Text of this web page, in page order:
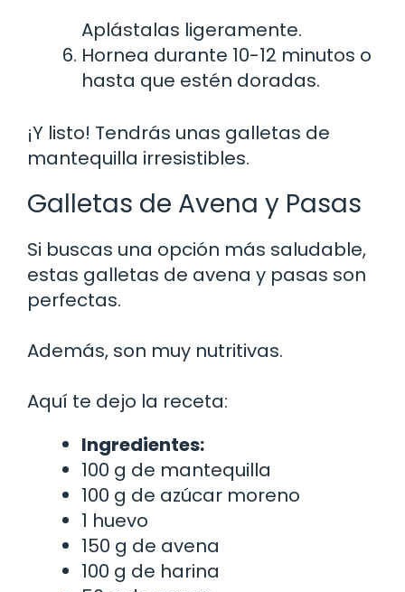
Aplástalas ligeramente.
Hornea durante 10-12 minutos o
hasta que estén doradas.
¡Y listo! Tendrás unas galletas de
mantequilla irresistibles.
Galletas de Avena y Pasas
Si buscas una opción más saludable,
estas galletas de avena y pasas son
perfectas.
Además, son muy nutritivas.
Aquí te dejo la receta:
Ingredientes:
100 g de mantequilla
100 g de azúcar moreno
1 huevo
150 g de avena
100 g de harina